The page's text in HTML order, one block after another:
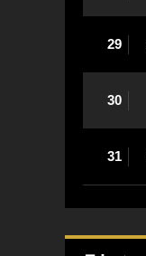
29
30
31